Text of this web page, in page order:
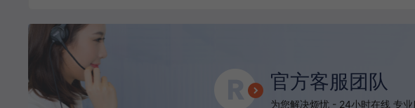
官方客服团队
为您解决烦忧 - 24小时在线 专业